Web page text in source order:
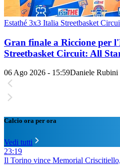
Estathé 3x3 Italia Streetbasket
Gran finale a Riccione per
Streetbasket Circuit: All
06 Ago 2026 - 15:59Daniele Rubini
Calcio ora per ora
Vedi tutti
23:19
Il Torino vince Memorial